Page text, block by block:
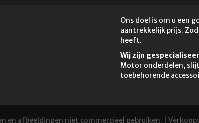
Ons doel is om u een
aantrekkelijk prijs.
heeft.
Wij zijn
Motor onderdelen,
toebehorende
en afbeeldingen niet commercieel gebruiken. |